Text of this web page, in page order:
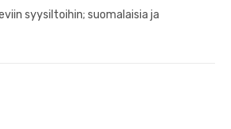
syysiltoihin; suomalaisia ja